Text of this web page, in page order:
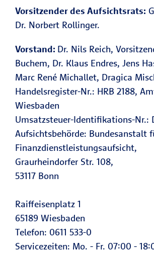
Vorsitzender des Aufsichtsrats:
Dr. Norbert Rollinger.
Vorstand: Dr. Nils Reich,
Buchem, Dr. Klaus Endres, Jens
Marc René Michallet, Dragica
Handelsregister-Nr.: HRB 2188,
Wiesbaden
Umsatzsteuer-Identifikations-Nr.:
Aufsichtsbehörde: Bundesanstalt
Finanzdienstleistungsaufsicht,
Graurheindorfer Str. 108,
53117 Bonn
Raiffeisenplatz 1
65189 Wiesbaden
Telefon: 0611 533-0
Servicezeiten: Mo. - Fr. 07:00 -